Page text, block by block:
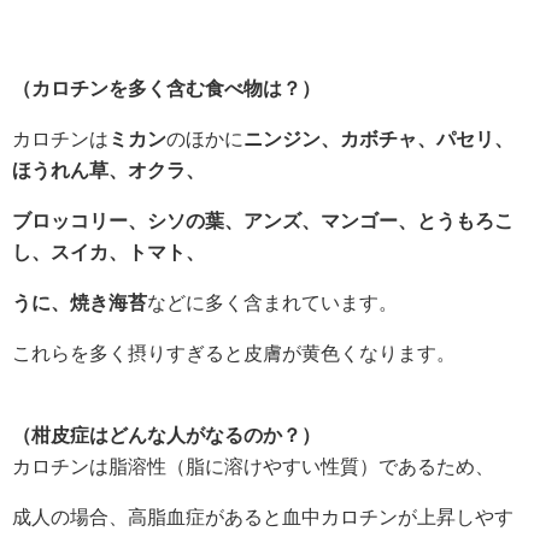
（カロチンを多く含む食べ物は？）
カロチンは ミカンのほかにニンジン、カボチャ、パセリ、
ほうれん草、オクラ、
ブロッコリー、シソの葉、アンズ、マンゴー、とうもろこ
し、スイカ、トマト、
うに、焼き海苔などに多く含まれています。
これらを多く摂りすぎると皮膚が黄色くなります。
（柑皮症はどんな人がなるのか？）
カロチンは脂溶性（脂に溶けやすい性質）であるため、
成人の場合、高脂血症があると血中カロチンが上昇しやす